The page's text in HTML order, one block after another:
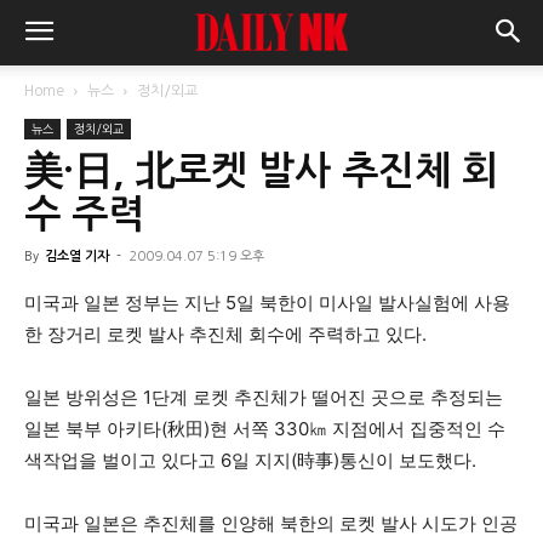
Home 뉴스 정치/외교
뉴스 정치/외교
美·日, 北로켓 발사 추진체 회
수 주력
By 김소열 기자 - 2009.04.07 5:19 오후
미국과 일본 정부는 지난 5일 북한이 미사일 발사실험에 사용
한 장거리 로켓 발사 추진체 회수에 주력하고 있다.
일본 방위성은 1단계 로켓 추진체가 떨어진 곳으로 추정되는
일본 북부 아키타(秋田)현 서쪽 330㎞ 지점에서 집중적인 수
색작업을 벌이고 있다고 6일 지지(時事)통신이 보도했다.
미국과 일본은 추진체를 인양해 북한의 로켓 발사 시도가 인공